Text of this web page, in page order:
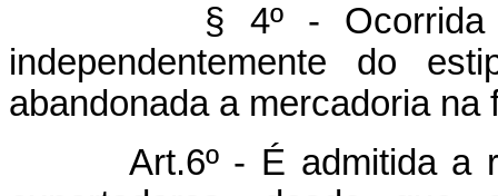
§ 4º - Ocorrida a
independentemente do
abandonada a mercadoria
Art.6º - É admitida a